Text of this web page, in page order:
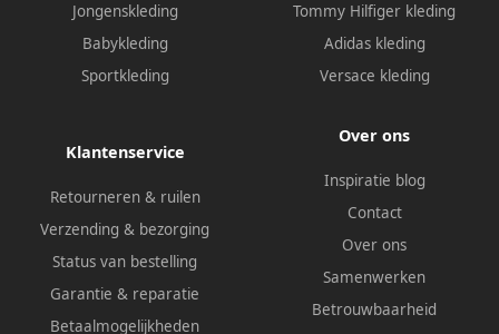
Jongenskleding
Babykleding
Sportkleding
Tommy Hilfiger kleding
Adidas kleding
Versace kleding
Klantenservice
Retourneren & ruilen
Verzending & bezorging
Status van bestelling
Garantie & reparatie
Betaalmogelijkheden
Over ons
Inspiratie blog
Contact
Over ons
Samenwerken
Betrouwbaarheid